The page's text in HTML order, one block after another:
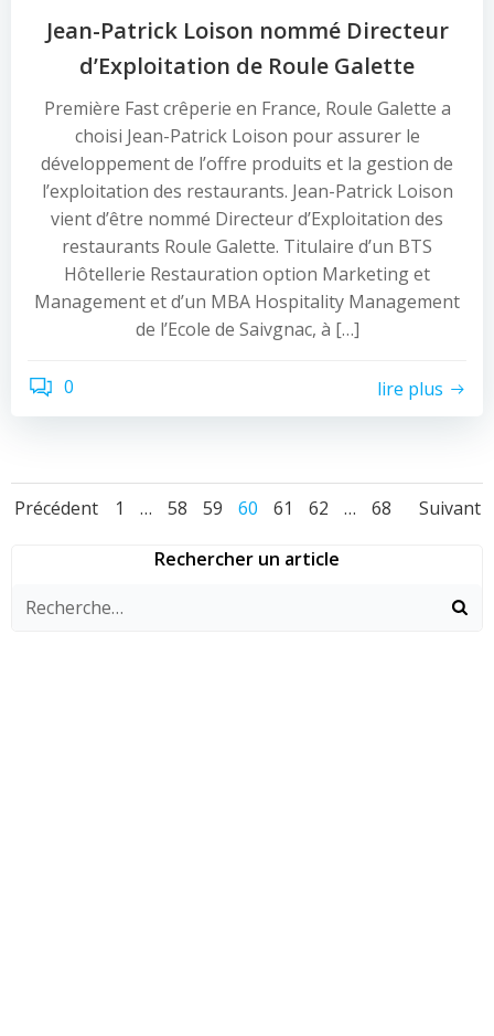
Jean-Patrick Loison nommé Directeur
d’Exploitation de Roule Galette
Première Fast crêperie en France, Roule Galette a
choisi Jean-Patrick Loison pour assurer le
développement de l’offre produits et la gestion de
l’exploitation des restaurants. Jean-Patrick Loison
vient d’être nommé Directeur d’Exploitation des
restaurants Roule Galette. Titulaire d’un BTS
Hôtellerie Restauration option Marketing et
Management et d’un MBA Hospitality Management
de l’Ecole de Saivgnac, à […]
0 lire plus
Navigation
articles
Précédent
Navigation
des
articles
Page
1 … Page
58 Page
59 Page
60 Page
61 Page
62 … Page
68 Suivant
Rechercher un article